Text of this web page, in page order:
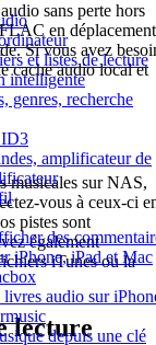
et listes de lecture
intelligente
genres, recherche
ID3
amplificateur de
des
iPhone, iPad et Mac
audio sur
depuis une clé
sans perte hors
en déplacement
Si vous avez
cache audio local et
musicales sur NAS,
vous à ceux-ci
pistes sont
également
iTunes ou la
lecture